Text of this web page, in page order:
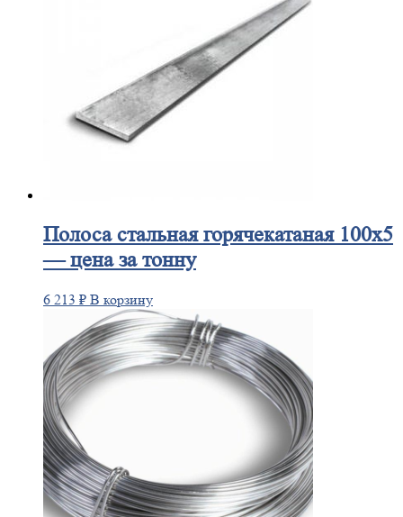
Полосастальная горячекатаная 100х5
— цена за тонну
6 213 ₽ В корзину